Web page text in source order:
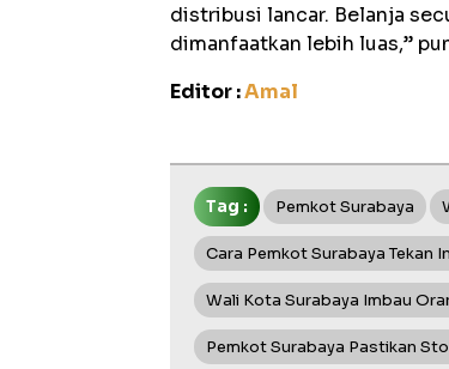
distribusi lancar. Belanja
dimanfaatkan lebih luas,”
Editor :Amal
Tag : Pemkot Surabaya
Cara Pemkot Surabaya Tekan
Wali Kota Surabaya Imbau
Pemkot Surabaya Pastikan